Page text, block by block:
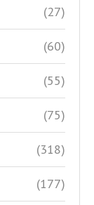
(27)
(60)
(55)
(75)
(318)
(177)